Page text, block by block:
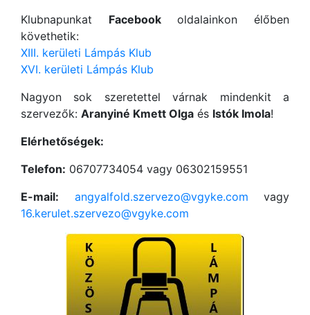
Klubnapunkat Facebookoldalainkon élőben
követhetik:
XIII. kerületi Lámpás Klub
XVI. kerületi Lámpás Klub
Nagyon sok szeretettel várnak mindenkit a
szervezők: Aranyiné Kmett Olga és Istók Imola!
Elérhetőségek:
Telefon: 06707734054 vagy 06302159551
E-mail:
angyalfold.szervezo@vgyke.com vagy
16.kerulet.szervezo@vgyke.com